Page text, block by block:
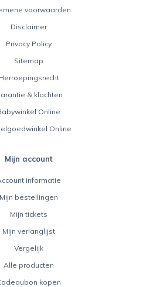
voorwaarden
Disclaimer
Privacy Policy
Sitemap
Herroepingsrecht
& klachten
Online
Online
Mijn account
informatie
Mijn bestellingen
Mijn tickets
Mijn verlanglijst
Vergelijk
Alle producten
kopen